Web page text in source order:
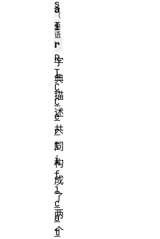
a
i
r
字
典
描
述
共
同
构
成
了
两
个
s
R
T
C
C
e
r
t
i
f
i
c
a
t